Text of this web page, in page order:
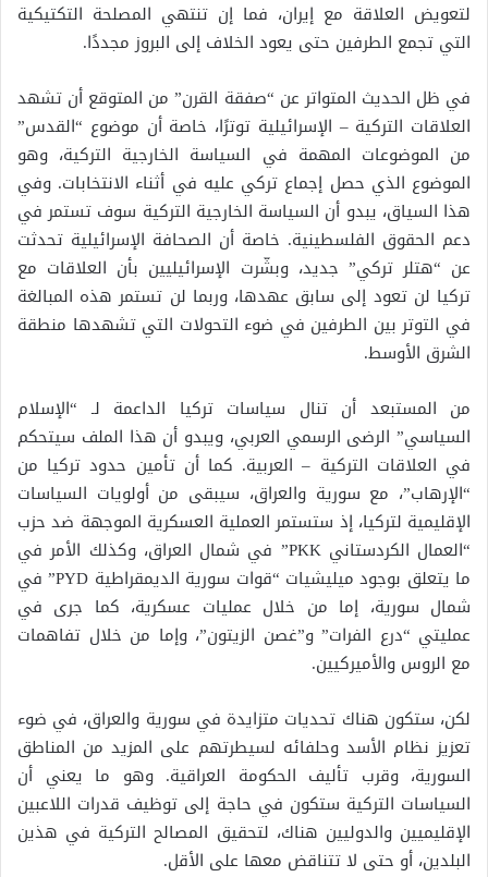
لتعويض العلاقة مع إيران، فما إن تنتهي المصلحة التكتيكية
التي تجمع الطرفين حتى يعود الخلاف إلى البروز مجددًا.
في ظل الحديث المتواتر عن “صفقة القرن” من المتوقع أن تشهد
العلاقات التركية – الإسرائيلية توترًا، خاصة أن موضوع “القدس”
من الموضوعات المهمة في السياسة الخارجية التركية، وهو
الموضوع الذي حصل إجماع تركي عليه في أثناء الانتخابات. وفي
هذا السياق، يبدو أن السياسة الخارجية التركية سوف تستمر في
دعم الحقوق الفلسطينية. خاصة أن الصحافة الإسرائيلية تحدثت
عن “هتلر تركي” جديد، وبشّرت الإسرائيليين بأن العلاقات مع
تركيا لن تعود إلى سابق عهدها، وربما لن تستمر هذه المبالغة
في التوتر بين الطرفين في ضوء التحولات التي تشهدها منطقة
الشرق الأوسط.
من المستبعد أن تنال سياسات تركيا الداعمة لـ “الإسلام
السياسي” الرضى الرسمي العربي، ويبدو أن هذا الملف سيتحكم
في العلاقات التركية – العربية. كما أن تأمين حدود تركيا من
“الإرهاب”، مع سورية والعراق، سيبقى من أولويات السياسات
الإقليمية لتركيا، إذ ستستمر العملية العسكرية الموجهة ضد حزب
“العمال الكردستاني PKK” في شمال العراق، وكذلك الأمر في
ما يتعلق بوجود ميليشيات “قوات سورية الديمقراطية PYD” في
شمال سورية، إما من خلال عمليات عسكرية، كما جرى في
عمليتي “درع الفرات” و”غصن الزيتون”، وإما من خلال تفاهمات
مع الروس والأميركيين.
لكن، ستكون هناك تحديات متزايدة في سورية والعراق، في ضوء
تعزيز نظام الأسد وحلفائه لسيطرتهم على المزيد من المناطق
السورية، وقرب تأليف الحكومة العراقية. وهو ما يعني أن
السياسات التركية ستكون في حاجة إلى توظيف قدرات اللاعبين
الإقليميين والدوليين هناك، لتحقيق المصالح التركية في هذين
البلدين، أو حتى لا تتناقض معها على الأقل.